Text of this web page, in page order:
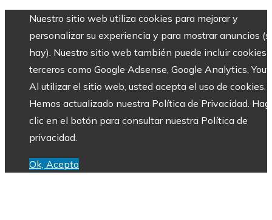
Nuestro sitio web utiliza cookies para mejorar y
personalizar su experiencia y para mostrar anuncios
hay). Nuestro sitio web también puede incluir cookies
terceros como Google Adsense, Google Analytics,
Al utilizar el sitio web, usted acepta el uso de cookies.
Hemos actualizado nuestra Política de Privacidad.
clic en el botón para consultar nuestra Política de
privacidad.
Ok, Acepto